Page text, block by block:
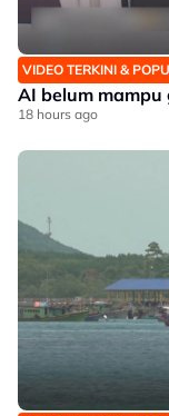
VIDEO TERKINI &
AI belum
18 hours ago